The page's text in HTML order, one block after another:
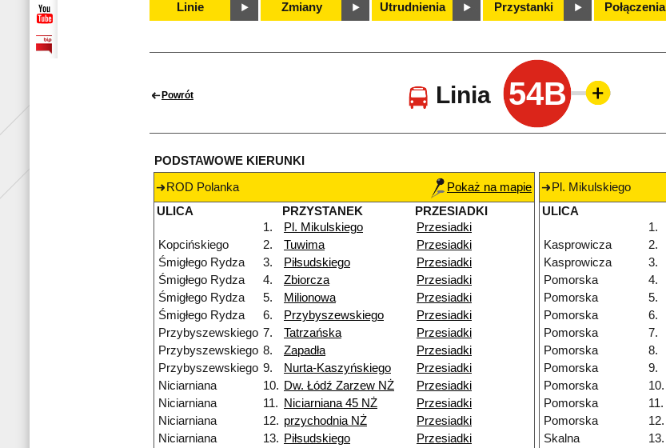
Linie Zmiany Utrudnienia Przystanki Połączenia
Powrót Linia 54B
PODSTAWOWE KIERUNKI
ROD Polanka
Pokaż na mapie
ULICA
PRZYSTANEK
PRZESIADKI
1.
Pl. Mikulskiego
Przesiadki
Kopcińskiego
2. Tuwima
Przesiadki
Śmigłego Rydza
3. Piłsudskiego
Przesiadki
Śmigłego Rydza
4. Zbiorcza
Przesiadki
Śmigłego Rydza
5. Milionowa
Przesiadki
Śmigłego Rydza
6. Przybyszewskiego
Przesiadki
Przybyszewskiego 7. Tatrzańska
Przesiadki
Przybyszewskiego 8. Zapadła
Przesiadki
Przybyszewskiego 9. Nurta-Kaszyńskiego
Przesiadki
Niciarniana
10. Dw. Łódź Zarzew NŻ
Przesiadki
Niciarniana
11. Niciarniana 45 NŻ
Przesiadki
Niciarniana
12. przychodnia NŻ
Przesiadki
Niciarniana
13. Piłsudskiego
Przesiadki
Pl. Mikulskiego
ULICA
1.
Kasprowicza
2.
Kasprowicza
3.
Pomorska
4.
Pomorska
5.
Pomorska
6.
Pomorska
7.
Pomorska
8.
Pomorska
9.
Pomorska
10.
Pomorska
11.
Pomorska
12.
Skalna
13.